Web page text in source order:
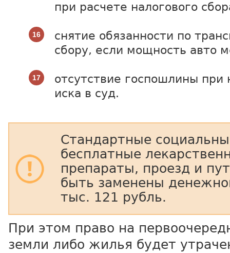
при расчете налогового
снятие обязанности по
сбору, если мощность авто
отсутствие госпошлины при
иска в суд.
Стандартные
бесплатные
препараты, проезд и
быть заменены
тыс. 121 рубль.
При этом право на
земли либо жилья будет